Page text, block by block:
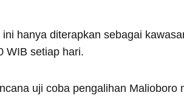
hanya diterapkan sebagai
WIB setiap hari.
uji coba pengalihan Malioboro